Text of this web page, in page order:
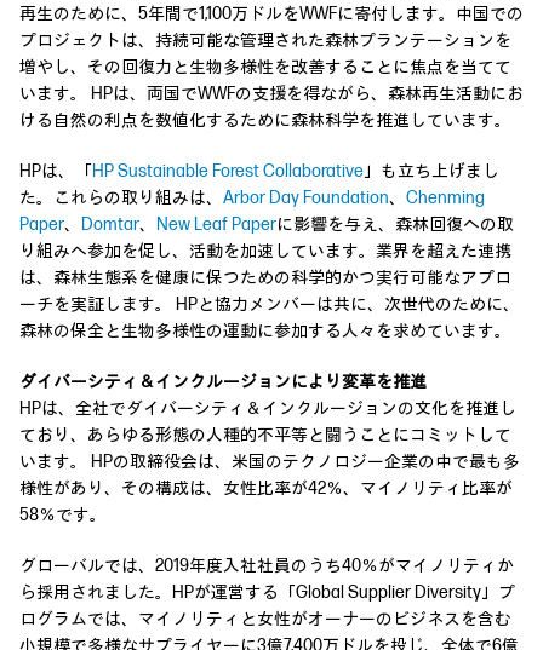
再生のために、5年間で1,100万ドルをWWFに寄付します。中国での
プロジェクトは、持続可能な管理された森林プランテーションを
増やし、その回復力と生物多様性を改善することに焦点を当てて
います。 HPは、両国でWWFの支援を得ながら、森林再生活動にお
ける自然の利点を数値化するために森林科学を推進しています。
HPは、「HP Sustainable Forest Collaborative」も立ち上げまし
た。これらの取り組みは、 Arbor Day Foundation、 Chenming
Paper、 Domtar、 New Leaf Paperに影響を与え、森林回復への取
り組みへ参加を促し、活動を加速しています。業界を超えた連携
は、森林生態系を健康に保つための科学的かつ実行可能なアプロ
ーチを実証します。 HPと協力メンバーは共に、次世代のために、
森林の保全と生物多様性の運動に参加する人々を求めています。
ダイバーシティ＆インクルージョンにより変革を推進
HPは、全社でダイバーシティ＆インクルージョンの文化を推進し
ており、あらゆる形態の人種的不平等と闘うことにコミットして
います。 HPの取締役会は、米国のテクノロジー企業の中で最も多
様性があり、その構成は、女性比率が42％、マイノリティ比率が
58％です。
グローバルでは、2019年度入社社員のうち40％がマイノリティか
ら採用されました。HPが運営する「Global Supplier Diversity」プ
ログラムでは、マイノリティと女性がオーナーのビジネスを含む
小規模で多様なサプライヤーに3億7,400万ドルを投じ、全体で6億